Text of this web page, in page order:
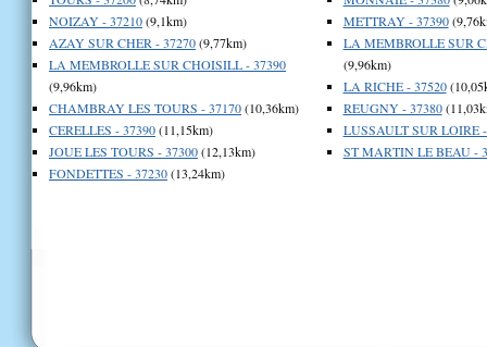
NOIZAY - 37210(9,1km)
AZAY SUR CHER - 37270(9,77km)
LA MEMBROLLE SUR CHOISILL - 37390
(9,96km)
CHAMBRAY LES TOURS - 37170(10,36km)
CERELLES - 37390(11,15km)
JOUE LES TOURS - 37300(12,13km)
FONDETTES - 37230(13,24km)
METTRAY - 37390
LA MEMBROLLE SUR
(9,96km)
LA RICHE - 37520
REUGNY - 37380
LUSSAULT SUR LOIRE
ST MARTIN LE BEAU -